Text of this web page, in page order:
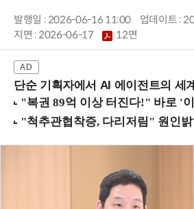
발행일 : 2026-06-16 11:00
업데이트 :
지면 :2026-06-17 12면
단순 기획자에서 AI 에이전트의 세계관을 만드는 지식 설